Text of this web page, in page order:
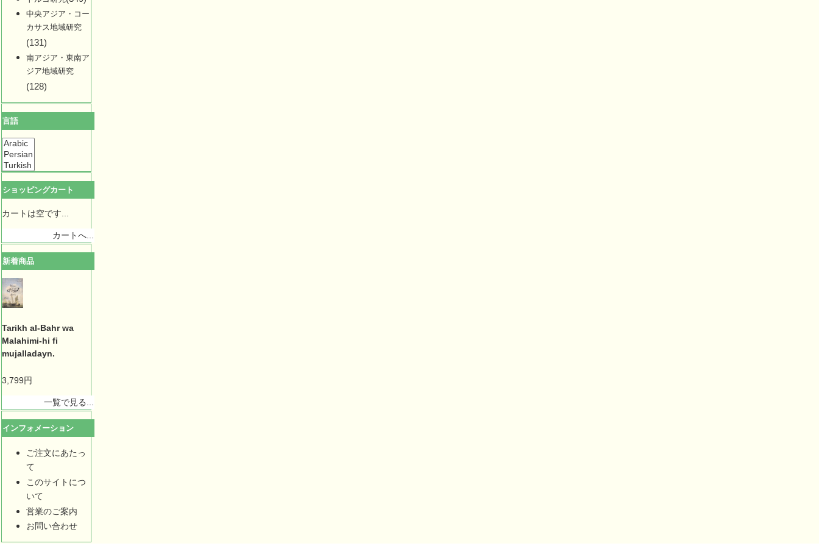
中央アジア・コー
カサス地域研究
(131)
南アジア・東南ア
ジア地域研究
(128)
言語
ショッピングカート
カートは空です...
カートへ...
新着商品
Tarikh al-Bahr wa
Malahimi-hi fi
mujalladayn.
3,799円
一覧で見る...
インフォメーション
ご注文にあたっ
て
このサイトにつ
いて
営業のご案内
お問い合わせ